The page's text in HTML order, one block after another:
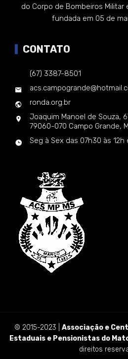
do Corpo de Bombeiros Militar
fundada em 05 de
CONTATO
(67) 3387-8501
ronda.org.br
Joaquim Manoel de Souza,
79060-070 Campo Grande,
Seg à Sex das 07h30 às 12h
© 2015-2023 | Associação e
Estaduais e Pensionistas do
direitos